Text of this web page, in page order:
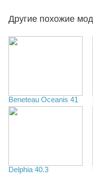
Другие похожие
Beneteau Oceanis 41
Delphia 40.3